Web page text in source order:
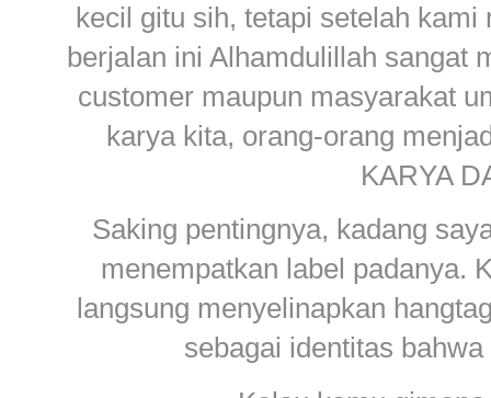
kecil gitu sih, tetapi setelah
berjalan ini Alhamdulillah sangat
customer maupun masyarakat
karya kita, orang-orang
KARYA
Saking pentingnya, kadang
menempatkan label padanya.
langsung menyelinapkan
sebagai identitas